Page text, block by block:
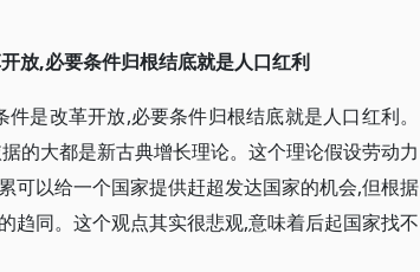
放,必要条件归根结底就是人口红利
是改革开放,必要条件归根结底就是人口红利。
的大都是新古典增长理论。这个理论假设劳动力
可以给一个国家提供赶超发达国家的机会,但根据
趋同。这个观点其实很悲观,意味着后起国家找不